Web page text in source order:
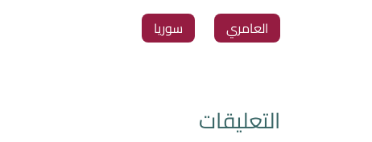
العامري سوريا
التعليقات